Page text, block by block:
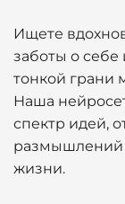
Ищете
заботы о
тонкой грани
Наша
спектр идей,
размышлений
жизни.